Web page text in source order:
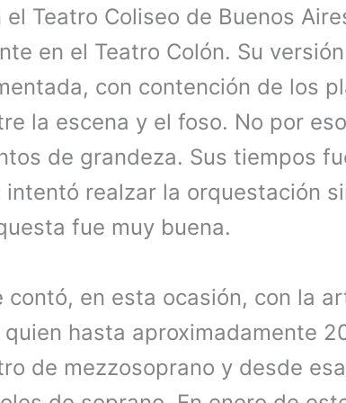
Teatro Coliseo de Buenos
en el Teatro Colón. Su
con contención de los
la escena y el foso. No por
de grandeza. Sus tiempos
realzar la orquestación
fue muy buena.
contó, en esta ocasión, con la
quien hasta aproximadamente
de mezzosoprano y desde